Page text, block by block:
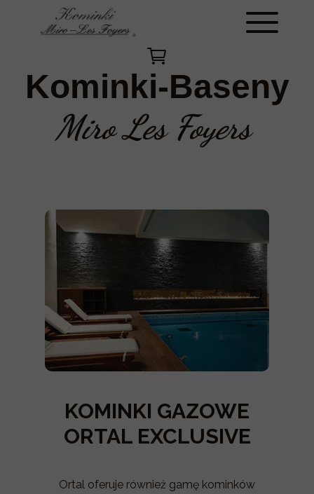
Kominki-Baseny
Miro Les Foyers
KOMINKI GAZOWE
ORTAL EXCLUSIVE
Ortal oferuje również gamę kominków